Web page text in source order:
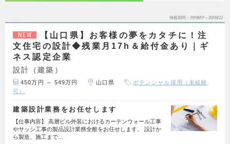
掲載期間 26/08/07～26/08/22
NEW
【山口県】お客様の夢をカタチに！注
文住宅の設計◆残業月17h＆給付金あり｜ギ
ネス認定企業
設計（建築）
450万円 ～ 549万円 山口県
ポテンシャル採用（未経験
可）
建築設計業務をお任せします
【仕事内容】 高層ビル外装におけるカーテンウォール工事
やサッシ工事の製品設計業務全般をお任せします。 設計か
ら製造、施工まで…